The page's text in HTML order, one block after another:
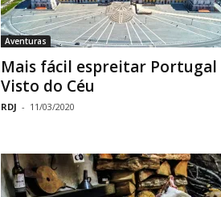
Aventuras
Mais fácil espreitar Portugal
Visto do Céu
RDJ - 11/03/2020